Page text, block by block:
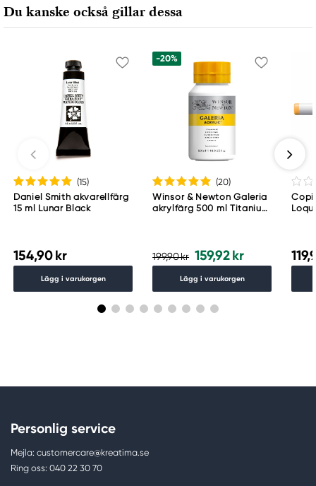
www.panduro.com
+46 (04) 22 30 70
Du kanske också gillar dessa
(15)
Daniel Smith akvarellfärg
15 ml Lunar Black
154,90 kr
Lägg i varukorgen
-20%
(20)
Winsor & Newton Galeria
akrylfärg 500 ml Titanium
199,90 kr 159,92 kr
Lägg i varukorgen
Personlig service
Mejla: customercare@kreatima.se
Ring oss: 040 22 30 70